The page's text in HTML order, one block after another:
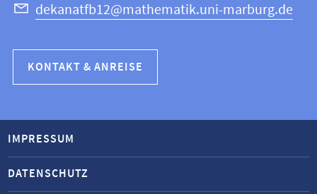
dekanatfb12@mathematik.uni-marburg.de
KONTAKT & ANREISE
IMPRESSUM
DATENSCHUTZ